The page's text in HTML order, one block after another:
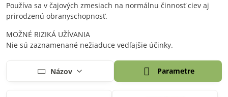
Používa sa v čajových zmesiach na normálnu činnosť ciev aj
prirodzenú obranyschopnosť.
MOŽNÉ RIZIKÁ UŽÍVANIA
Nie sú zaznamenané nežiaduce vedľajšie účinky.
Názov Parametre